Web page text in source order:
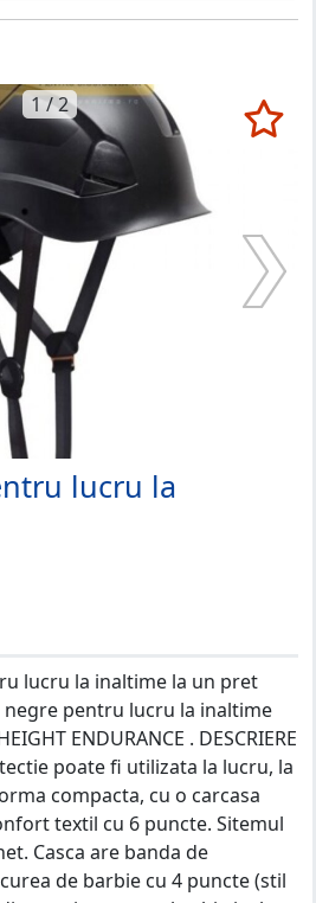
1 / 2
lucru la
lucru la inaltime la un pret
pentru lucru la inaltime
ENDURANCE . DESCRIERE
poate fi utilizata la lucru, la
compacta, cu o carcasa
textil cu 6 puncte. Sitemul
Casca are banda de
de barbie cu 4 puncte (stil